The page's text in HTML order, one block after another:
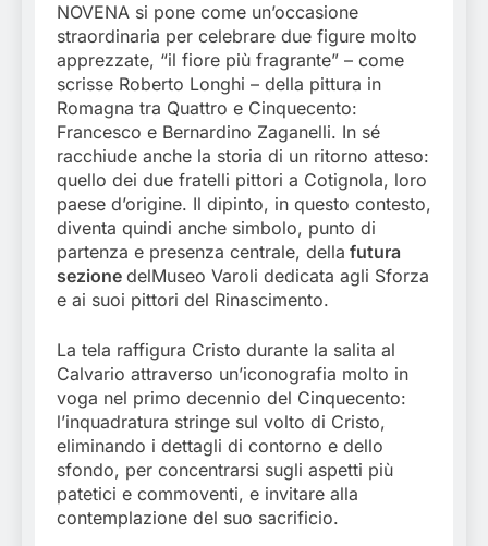
NOVENA si pone come un’occasione
straordinaria per celebrare due figure molto
apprezzate, “il fiore più fragrante” – come
scrisse Roberto Longhi – della pittura in
Romagna tra Quattro e Cinquecento:
Francesco e Bernardino Zaganelli. In sé
racchiude anche la storia di un ritorno atteso:
quello dei due fratelli pittori a Cotignola, loro
paese d’origine. Il dipinto, in questo contesto,
diventa quindi anche simbolo, punto di
partenza e presenza centrale, della futura
sezione delMuseo Varoli dedicata agli Sforza
e ai suoi pittori del Rinascimento.
La tela raffigura Cristo durante la salita al
Calvario attraverso un’iconografia molto in
voga nel primo decennio del Cinquecento:
l’inquadratura stringe sul volto di Cristo,
eliminando i dettagli di contorno e dello
sfondo, per concentrarsi sugli aspetti più
patetici e commoventi, e invitare alla
contemplazione del suo sacrificio.